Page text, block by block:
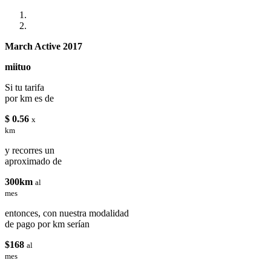
March Active 2017
miituo
Si tu tarifa
por km es de
$ 0.56 x
km
y recorres un
aproximado de
300km al
mes
entonces, con nuestra modalidad
de pago por km serían
$168 al
mes